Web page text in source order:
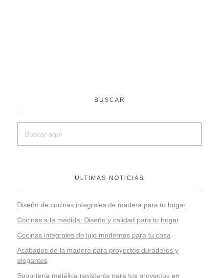
BUSCAR
ULTIMAS NOTICIAS
Diseño de cocinas integrales de madera para tu hogar
Cocinas a la medida: Diseño y calidad para tu hogar
Cocinas integrales de lujo modernas para tu casa
Acabados de la madera para proyectos duraderos y
elegantes
Soportería metálica resistente para tus proyectos en